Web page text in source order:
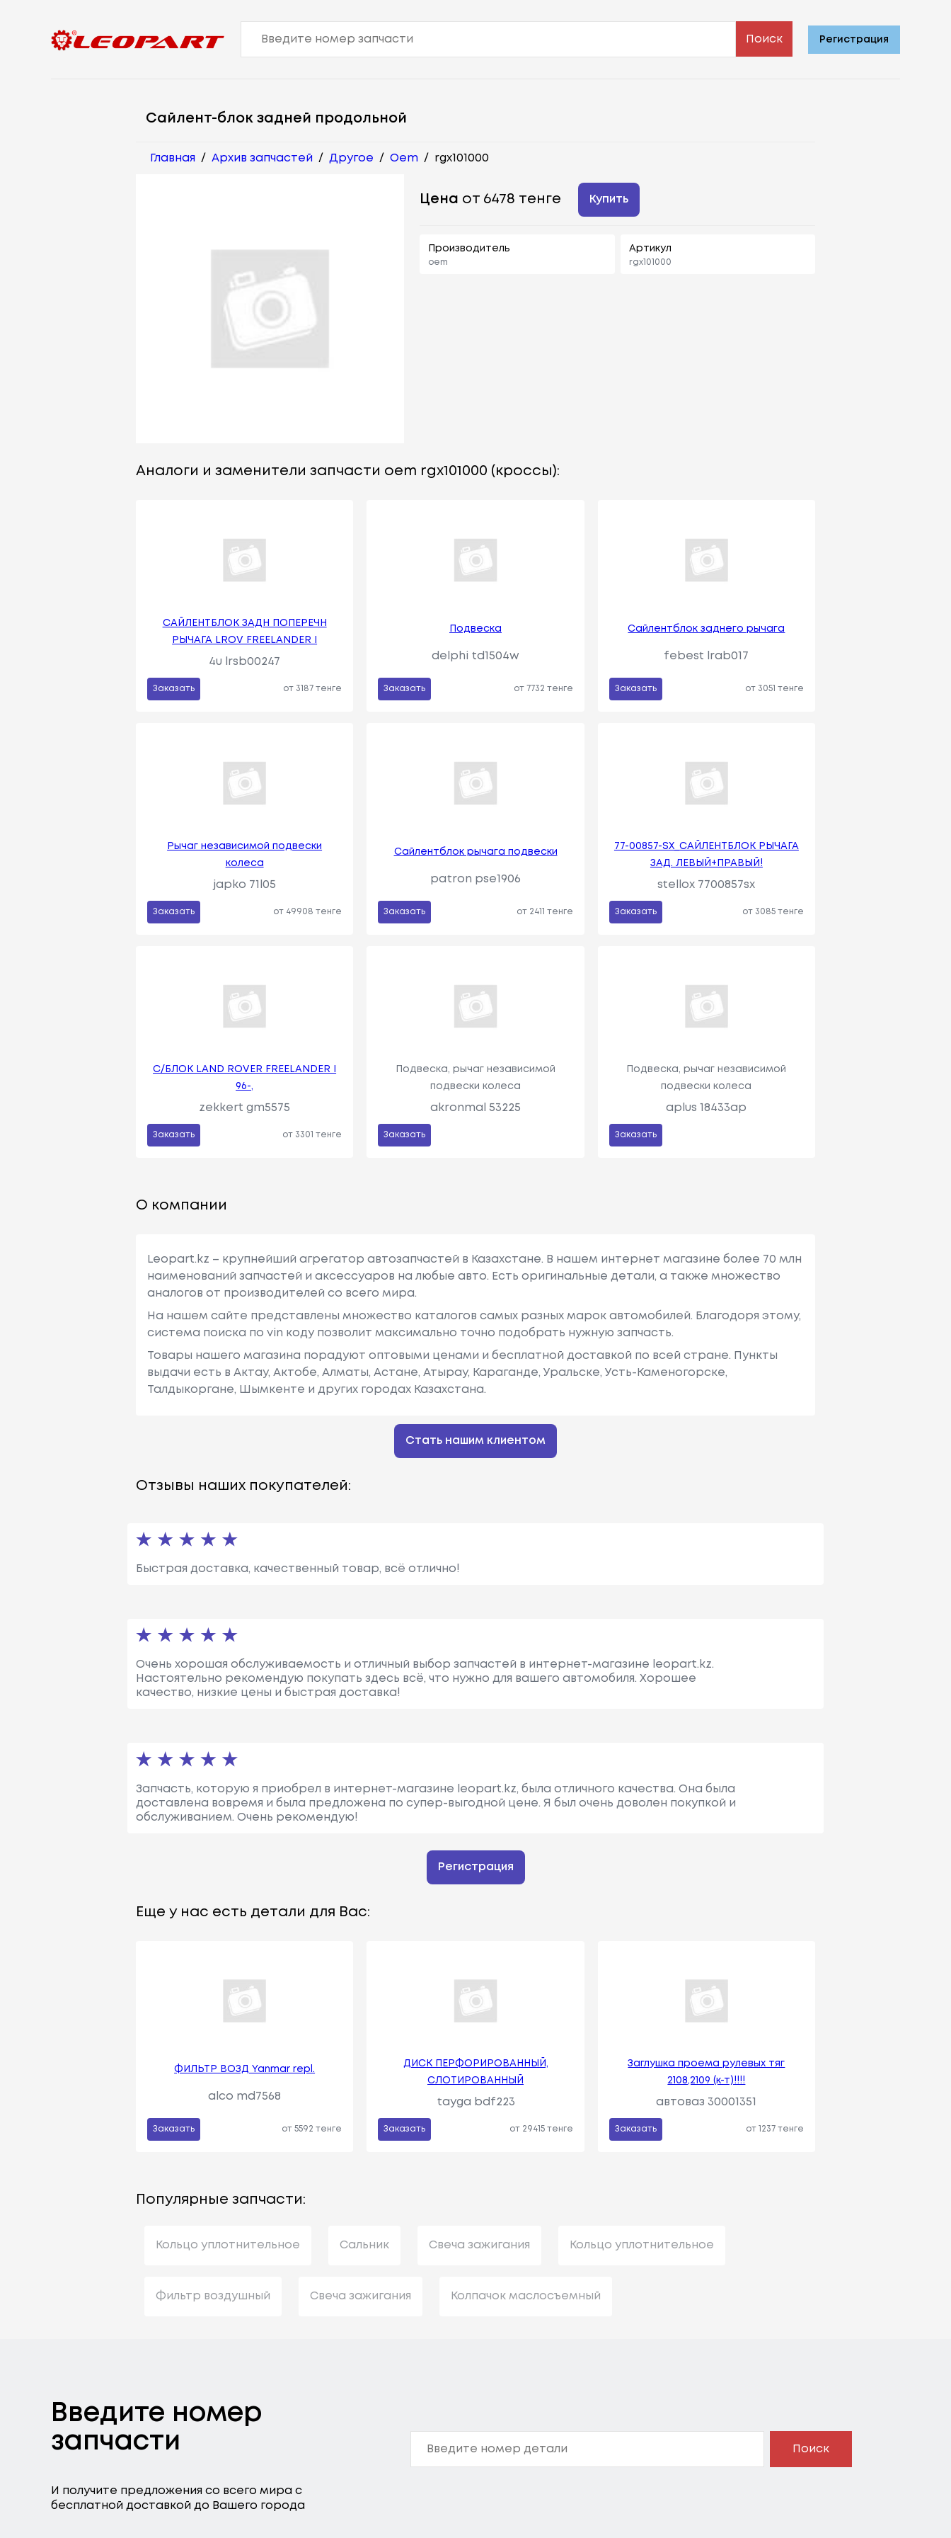
Поиск Регистрация
Сайлент-блок задней продольной
Главная / Архив запчастей / Другое / Oem / rgx101000
Цена от 6478 тенге Купить
Производитель
oem
Артикул
rgx101000
Аналоги и заменители запчасти oem rgx101000 (кроссы):
САЙЛЕНТБЛОК ЗАДН ПОПЕРЕЧН
РЫЧАГА LROV FREELANDER I
4u lrsb00247
Заказать от 3187 тенге
Подвеска
delphi td1504w
Заказать от 7732 тенге
Сайлентблок заднего рычага
febest lrab017
Заказать от 3051 тенге
Рычаг независимой подвески
колеса
japko 71l05
Заказать от 49908 тенге
Сайлентблок рычага подвески
patron pse1906
Заказать от 2411 тенге
77-00857-SX_САЙЛЕНТБЛОК РЫЧАГА
ЗАД. ЛЕВЫЙ+ПРАВЫЙ!
stellox 7700857sx
Заказать от 3085 тенге
С/БЛОК LAND ROVER FREELANDER I
96-,
zekkert gm5575
Заказать от 3301 тенге
Подвеска, рычаг независимой
подвески колеса
akronmal 53225
Заказать
Подвеска, рычаг независимой
подвески колеса
aplus 18433ap
Заказать
О компании
Leopart.kz – крупнейший агрегатор автозапчастей в Казахстане. В нашем интернет магазине более 70 млн
наименований запчастей и аксессуаров на любые авто. Есть оригинальные детали, а также множество
аналогов от производителей со всего мира.
На нашем сайте представлены множество каталогов самых разных марок автомобилей. Благодоря этому,
система поиска по vin коду позволит максимально точно подобрать нужную запчасть.
Товары нашего магазина порадуют оптовыми ценами и бесплатной доставкой по всей стране. Пункты
выдачи есть в Актау, Актобе, Алматы, Астане, Атырау, Караганде, Уральске, Усть-Каменогорске,
Талдыкоргане, Шымкенте и других городах Казахстана.
Стать нашим клиентом
Отзывы наших покупателей:
Быстрая доставка, качественный товар, всё отлично!
Очень хорошая обслуживаемость и отличный выбор запчастей в интернет-магазине leopart.kz.
Настоятельно рекомендую покупать здесь всё, что нужно для вашего автомобиля. Хорошее
качество, низкие цены и быстрая доставка!
Запчасть, которую я приобрел в интернет-магазине leopart.kz, была отличного качества. Она была
доставлена вовремя и была предложена по супер-выгодной цене. Я был очень доволен покупкой и
обслуживанием. Очень рекомендую!
Регистрация
Еще у нас есть детали для Вас:
ФИЛЬТР ВОЗД Yanmar repl.
alco md7568
Заказать от 5592 тенге
ДИСК ПЕРФОРИРОВАННЫЙ,
СЛОТИРОВАННЫЙ
tayga bdf223
Заказать от 29415 тенге
Заглушка проема рулевых тяг
2108,2109 (к-т)!!!!
автоваз 30001351
Заказать от 1237 тенге
Популярные запчасти:
Кольцо уплотнительное Сальник Свеча зажигания Кольцо уплотнительное
Фильтр воздушный Свеча зажигания Колпачок маслосъемный
Введите номер
запчасти
И получите предложения со всего мира с
бесплатной доставкой до Вашего города
Поиск